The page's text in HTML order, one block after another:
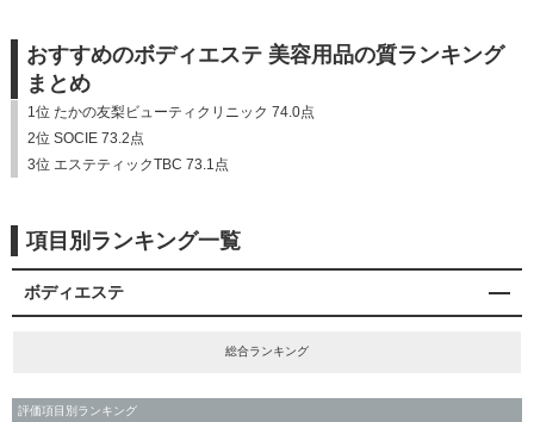
おすすめのボディエステ 美容用品の質ランキング
まとめ
1位 たかの友梨ビューティクリニック 74.0点
2位 SOCIE 73.2点
3位 エステティックTBC 73.1点
項目別ランキング一覧
ボディエステ
総合ランキング
評価項目別ランキング